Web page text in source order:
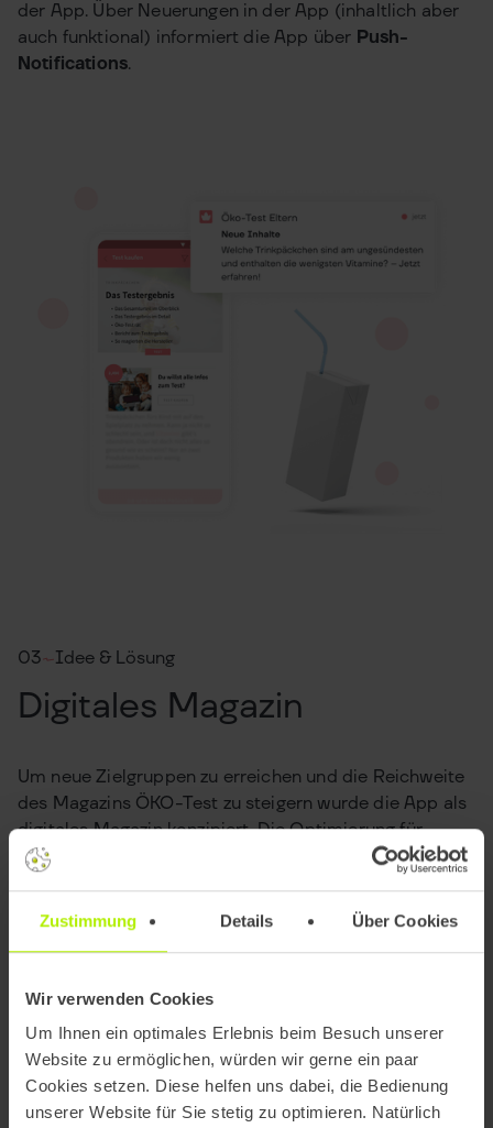
Zustimmung Details Über Cookies
Wir verwenden Cookies
Um Ihnen ein optimales Erlebnis beim Besuch unserer
Website zu ermöglichen, würden wir gerne ein paar
Cookies setzen. Diese helfen uns dabei, die Bedienung
unserer Website für Sie stetig zu optimieren. Natürlich
der App. Über Neuerungen in der App (inhaltlich aber
auch funktional) informiert die App über Push-
Notifications.
03 Idee & Lösung
Digitales Magazin
Um neue Zielgruppen zu erreichen und die Reichweite
des Magazins ÖKO-Test zu steigern wurde die App als
digitales Magazin konzipiert. Die Optimierung für
mobile Endgeräte als auch eine
durchdachte
Projekterfolg